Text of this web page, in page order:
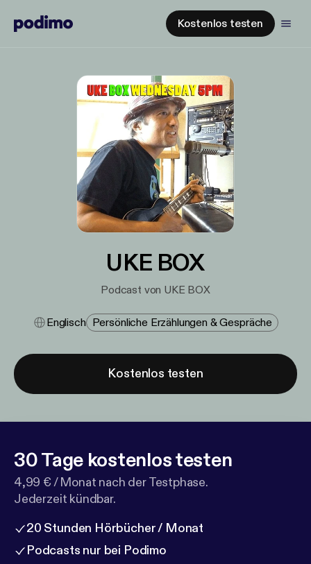
Kostenlos testen
UKE BOX
Podcast von UKE BOX
Englisch Persönliche Erzählungen & Gespräche
Kostenlos testen
30 Tage kostenlos testen
4,99 € / Monat nach der Testphase.
Jederzeit kündbar.
20 Stunden Hörbücher / Monat
Podcasts nur bei Podimo